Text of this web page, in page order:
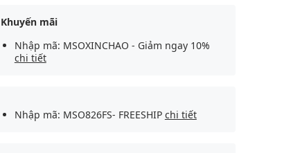
Khuyến mãi
Nhập mã: MSOXINCHAO - Giảm ngay 10%
chi tiết
Nhập mã: MSO826FS- FREESHIP chi tiết